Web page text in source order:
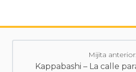
Mijita anterior:
Kappabashi – La calle